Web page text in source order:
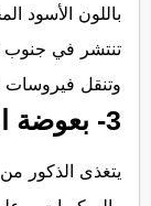
باللون الأسود
تنتشر في جنوب
وتنقل فيروسات
3- بعوضة البيت الشمالي
يتغذى الذكور